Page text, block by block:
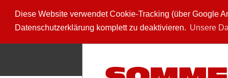
Diese Website verwendet Cookie-Tracking (über Google
Datenschutzerklärung komplett zu deaktivieren. Unsere